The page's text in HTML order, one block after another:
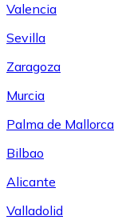
Valencia
Sevilla
Zaragoza
Murcia
Palma de Mallorca
Bilbao
Alicante
Valladolid